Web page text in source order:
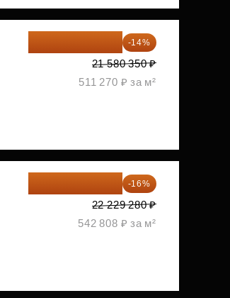
-14%
21 580 350 ₽
511 270 ₽ за м²
-16%
22 229 280 ₽
542 808 ₽ за м²